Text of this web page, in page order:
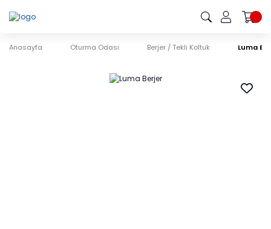
Anasayfa Oturma Odası Berjer / Tekli Koltuk Luma